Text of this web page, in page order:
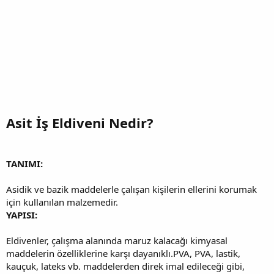
Asit İş Eldiveni Nedir?
TANIMI:
Asidik ve bazik maddelerle çalışan kişilerin ellerini korumak
için kullanılan malzemedir.
YAPISI:
Eldivenler, çalışma alanında maruz kalacağı kimyasal
maddelerin özelliklerine karşı dayanıklı.PVA, PVA, lastik,
kauçuk, lateks vb. maddelerden direk imal edileceği gibi,